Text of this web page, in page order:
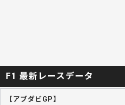
F1 最新レースデータ
【アブダビGP】